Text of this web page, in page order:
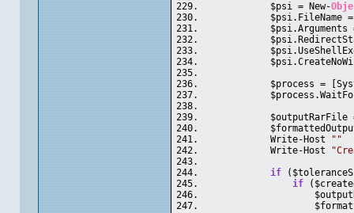
$psi = New-
$psi.FileName =
$psi.Arguments =
$process =
$outputRarFile =
Write-Host
""
Write-Host
if
if
$outputRarFileMB =